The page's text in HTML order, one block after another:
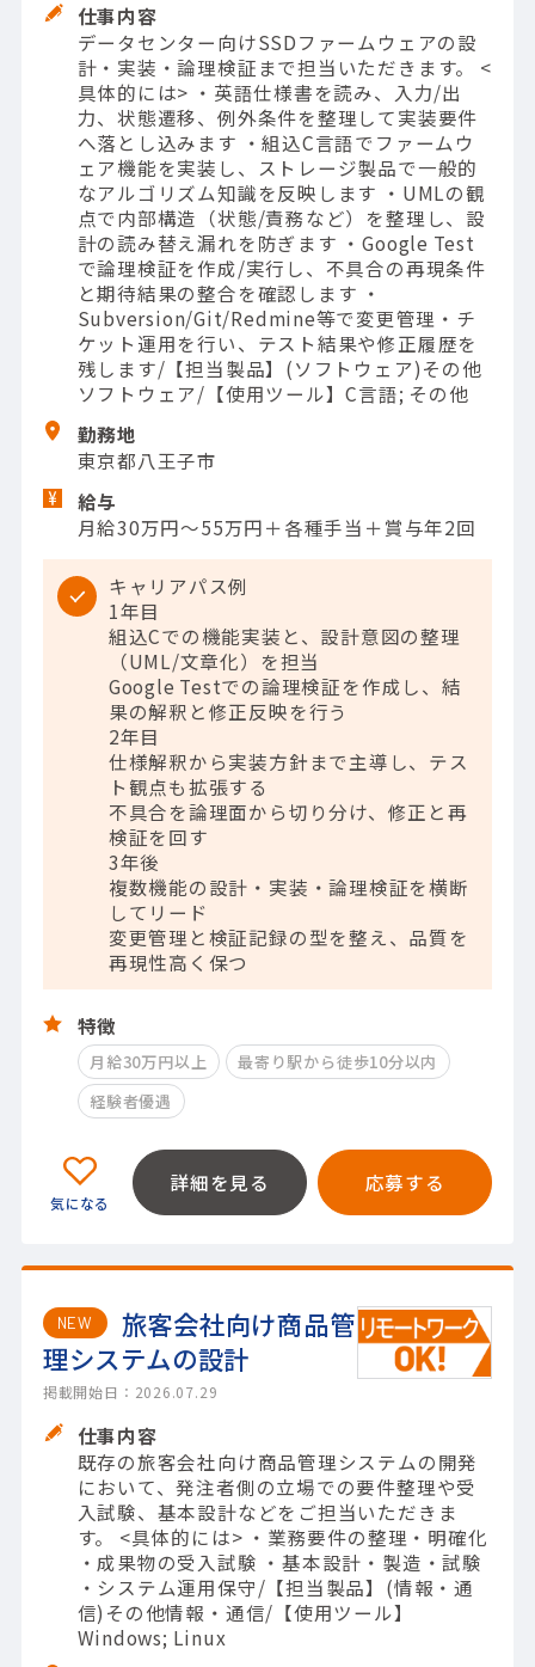
仕事内容
データセンター向けSSDファームウェアの設
計・実装・論理検証まで担当いただきます。 <
具体的には> ・英語仕様書を読み、入力/出
力、状態遷移、例外条件を整理して実装要件
へ落とし込みます ・組込C言語でファームウ
ェア機能を実装し、ストレージ製品で一般的
なアルゴリズム知識を反映します ・UMLの観
点で内部構造（状態/責務など）を整理し、設
計の読み替え漏れを防ぎます ・Google Test
で論理検証を作成/実行し、不具合の再現条件
と期待結果の整合を確認します ・
Subversion/Git/Redmine等で変更管理・チ
ケット運用を行い、テスト結果や修正履歴を
残します/【担当製品】(ソフトウェア)その他
ソフトウェア/【使用ツール】C言語; その他
勤務地
東京都八王子市
給与
月給30万円～55万円＋各種手当＋賞与年2回
キャリアパス例
1年目
組込Cでの機能実装と、設計意図の整理
（UML/文章化）を担当
Google Testでの論理検証を作成し、結
果の解釈と修正反映を行う
2年目
仕様解釈から実装方針まで主導し、テス
ト観点も拡張する
不具合を論理面から切り分け、修正と再
検証を回す
3年後
複数機能の設計・実装・論理検証を横断
してリード
変更管理と検証記録の型を整え、品質を
再現性高く保つ
特徴
月給30万円以上
最寄り駅から徒歩10分以内
経験者優遇
詳細を見る 応募する
NEW
旅客会社向け商品管
理システムの設計
掲載開始日：2026.07.29
仕事内容
既存の旅客会社向け商品管理システムの開発
において、発注者側の立場での要件整理や受
入試験、基本設計などをご担当いただきま
す。 <具体的には> ・業務要件の整理・明確化
・成果物の受入試験 ・基本設計・製造・試験
・システム運用保守/【担当製品】(情報・通
信)その他情報・通信/【使用ツール】
Windows; Linux